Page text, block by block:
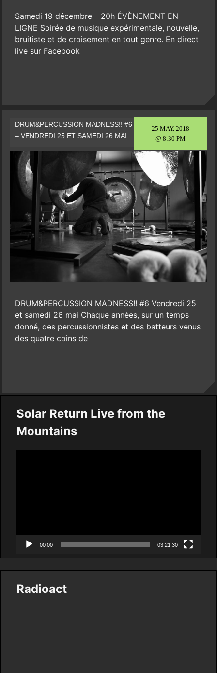
Samedi 19 décembre – 20h ÉVÈNEMENT EN
LIGNE Soirée de musique expérimentale, nouvelle,
bruitiste et de croisement en tout genre. En direct
live sur Facebook
25 MAY, 2018
@ 8:30 PM
DRUM&PERCUSSION MADNESS!! #6
– VENDREDI 25 ET SAMEDI 26 MAI
DRUM&PERCUSSION MADNESS!! #6 Vendredi 25
et samedi 26 mai Chaque années, sur un temps
donné, des percussionnistes et des batteurs venus
des quatre coins de
Solar Return Live from the
Mountains
00:00 03:21:30
Radioact